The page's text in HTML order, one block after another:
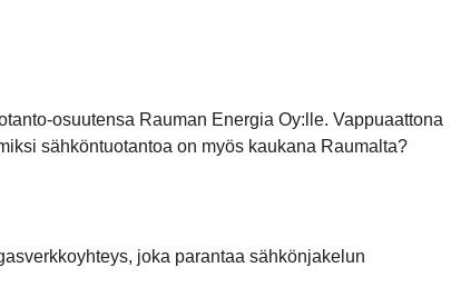
osuutensa Rauman Energia Oy:lle. Vappuaattona
sähköntuotantoa on myös kaukana Raumalta?
joka parantaa sähkönjakelun